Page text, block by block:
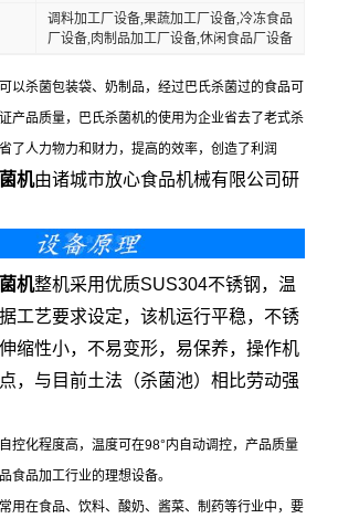
调料加工厂设备,果蔬加工厂设备,冷冻食品
厂设备,肉制品加工厂设备,休闲食品厂设备
可以杀菌包装袋、奶制品，经过巴氏杀菌过的食品可
产品质量，巴氏杀菌机的使用为企业省去了老式杀
了人力物力和财力，提高的效率，创造了利润
机由诸城市放心食品机械有限公司研
机整机采用优质SUS304不锈钢，温
工艺要求设定，该机运行平稳，不锈
缩性小，不易变形，易保养，操作机
，与目前土法（杀菌池）相比劳动强
自控化程度高，温度可在98°内自动调控，产品质量
食品加工行业的理想设备。
常用在食品、饮料、酸奶、酱菜、制药等行业中，要